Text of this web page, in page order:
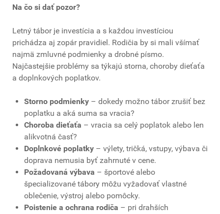
Na čo si dať pozor?
Letný tábor je investícia a s každou investíciou
prichádza aj zopár pravidiel. Rodičia by si mali všímať
najmä zmluvné podmienky a drobné písmo.
Najčastejšie problémy sa týkajú storna, choroby dieťaťa
a doplnkových poplatkov.
Storno podmienky – dokedy možno tábor zrušiť bez
poplatku a aká suma sa vracia?
Choroba dieťaťa – vracia sa celý poplatok alebo len
alikvotná časť?
Doplnkové poplatky – výlety, tričká, vstupy, výbava či
doprava nemusia byť zahrnuté v cene.
Požadovaná výbava – športové alebo
špecializované tábory môžu vyžadovať vlastné
oblečenie, výstroj alebo pomôcky.
Poistenie a ochrana rodiča – pri drahších